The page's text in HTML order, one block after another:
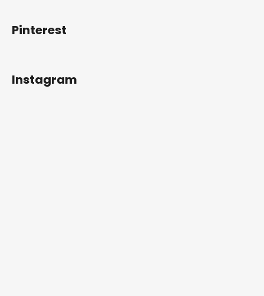
Pinterest
Instagram